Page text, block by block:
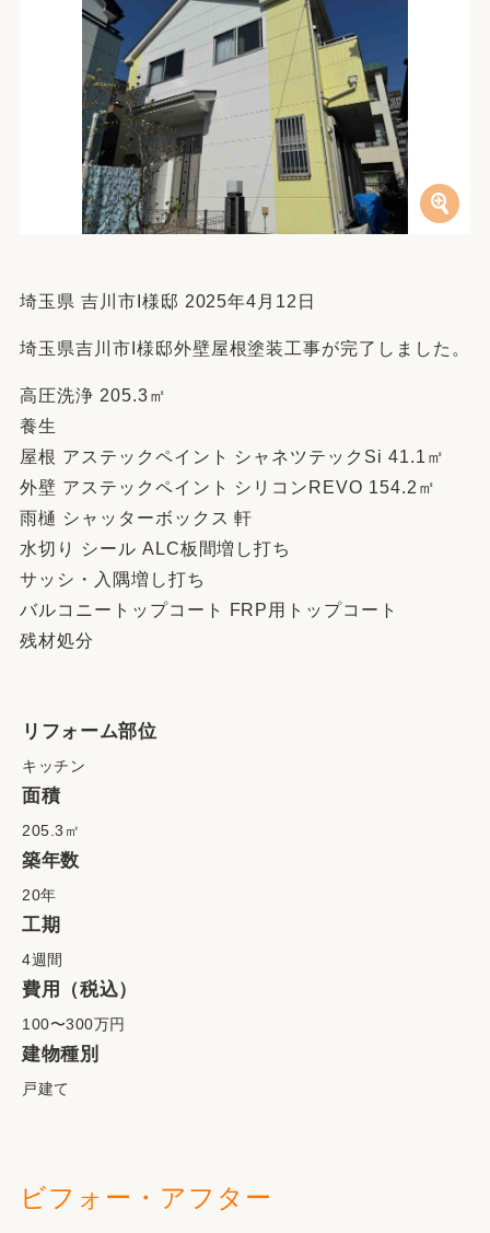
埼玉県 吉川市I様邸 2025年4月12日
埼玉県吉川市I様邸外壁屋根塗装工事が完了しました。
高圧洗浄 205.3㎡
養生
屋根 アステックペイント シャネツテックSi 41.1㎡
外壁 アステックペイント シリコンREVO 154.2㎡
雨樋 シャッターボックス 軒
水切り シール ALC板間増し打ち
サッシ・入隅増し打ち
バルコニートップコート FRP用トップコート
残材処分
リフォーム部位
キッチン
面積
205.3㎡
築年数
20年
工期
4週間
費用（税込）
100〜300万円
建物種別
戸建て
ビフォー・アフター